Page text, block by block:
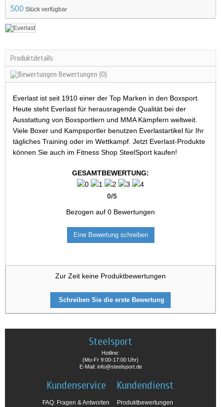
500 Stück verfügbar
Produktdetails
Bewertungen (0)
Everlast ist seit 1910 einer der Top Marken in den Boxsport.
Heute steht Everlast für herausragende Qualität bei der
Ausstattung von Boxsportlern und MMA Kämpfern weltweit.
Viele Boxer und Kampsportler benutzen Everlastartikel für Ihr
tägliches Training oder im Wettkampf. Jetzt Everlast-Produkte
können Sie auch im Fitness Shop SteelSport kaufen!
GESAMTBEWERTUNG:
0/5
Bezogen auf 0 Bewertungen
Eine Bewertung schreiben
Zur Zeit keine Produktbewertungen
Schreiben Sie die erste Bewertung
Steelsport
Hotline:
(Mo-Fr 9:00-17:00 Uhr)
E-Mail: info@steelsport.de
Kundenservice
FAQ: Fragen & Antworten
Kundendienst
Produktbewertungen